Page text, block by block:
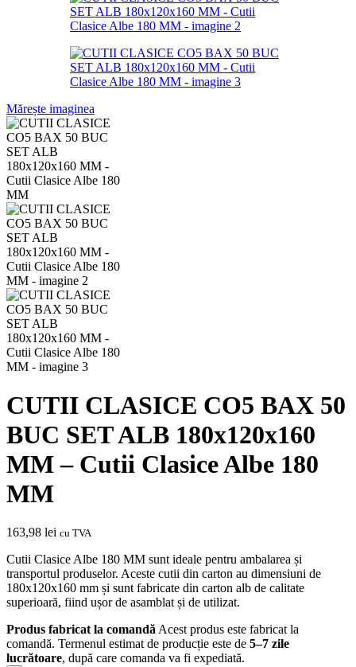
Mărește imaginea
CUTII CLASICE CO5 BAX 50
BUC SET ALB 180x120x160
MM – Cutii Clasice Albe 180
MM
163,98 lei cu TVA
Cutii Clasice Albe 180 MM sunt ideale pentru ambalarea și
transportul produselor. Aceste cutii din carton au dimensiuni de
180x120x160 mm și sunt fabricate din carton alb de calitate
superioară, fiind ușor de asamblat și de utilizat.
Produs fabricat la comandăAcest produs este fabricat la
comandă. Termenul estimat de producție este de 5–7 zile
lucrătoare, după care comanda va fi expediată.